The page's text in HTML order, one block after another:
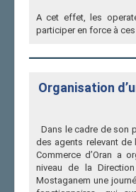
commerce caduc,
commerce est tenu de
non revêtu du code
une période d''une
2018.
A cet effet, les
participer en force à
Organisation
Dans le cadre de son
des agents relevant de
Commerce d’Oran a
niveau de la
Mostaganem une